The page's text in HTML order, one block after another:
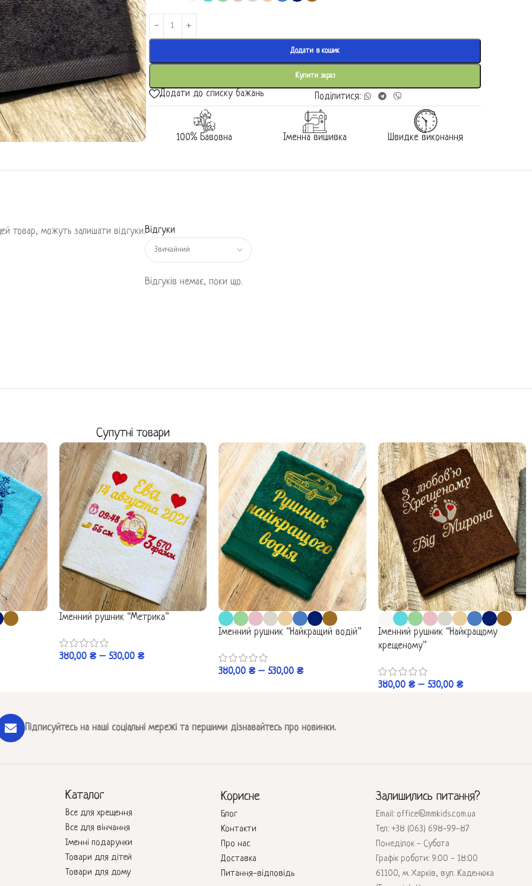
Додати в кошик
Купити зараз
Додати до списку бажань Поділитися:
100% Бавовна Іменна вишивка Швидке виконання
Відгуки
Відгуків немає, поки що.
товар, можуть залишати відгуки.
Супутні товари
Іменний рушник “Метрика”
380,00 ₴ – 530,00 ₴
Іменний рушник “Найкращий водій”
380,00₴ – 530,00₴
Іменний рушник “Найкращому
хрещеному”
380,00₴ – 530,00₴
Підписуйтесь на наші соціальні мережі та першими дізнавайтесь про новинки.
Каталог
Все для хрещення
Все для вінчання
Іменні подарунки
Товари для дітей
Товари для дому
Корисне
Блог
Контакти
Про нас
Доставка
Питання-відповідь
Залишились питання?
Email: office@mmkids.com.ua
Тел: +38 (063) 698-99-87
Понеділок - Субота
Графік роботи: 9:00 - 18:00
61100, м. Харків, вул. Каденюка